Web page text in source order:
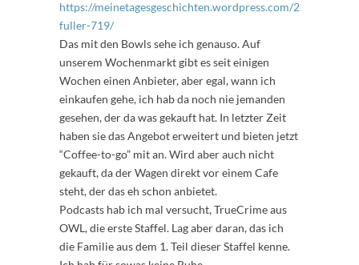
https://meinetagesgeschichten.wordpress.com/2023/03/
fuller-719/
Das mit den Bowls sehe ich genauso. Auf
unserem Wochenmarkt gibt es seit einigen
Wochen einen Anbieter, aber egal, wann ich
einkaufen gehe, ich hab da noch nie jemanden
gesehen, der da was gekauft hat. In letzter Zeit
haben sie das Angebot erweitert und bieten jetzt
“Coffee-to-go” mit an. Wird aber auch nicht
gekauft, da der Wagen direkt vor einem Cafe
steht, der das eh schon anbietet.
Podcasts hab ich mal versucht, TrueCrime aus
OWL, die erste Staffel. Lag aber daran, das ich
die Familie aus dem 1. Teil dieser Staffel kenne.